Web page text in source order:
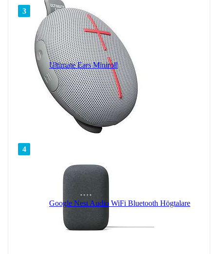
3
Ultimate Ears Miniroll
4
Google Nest Audio WiFi Bluetooth Högtalare